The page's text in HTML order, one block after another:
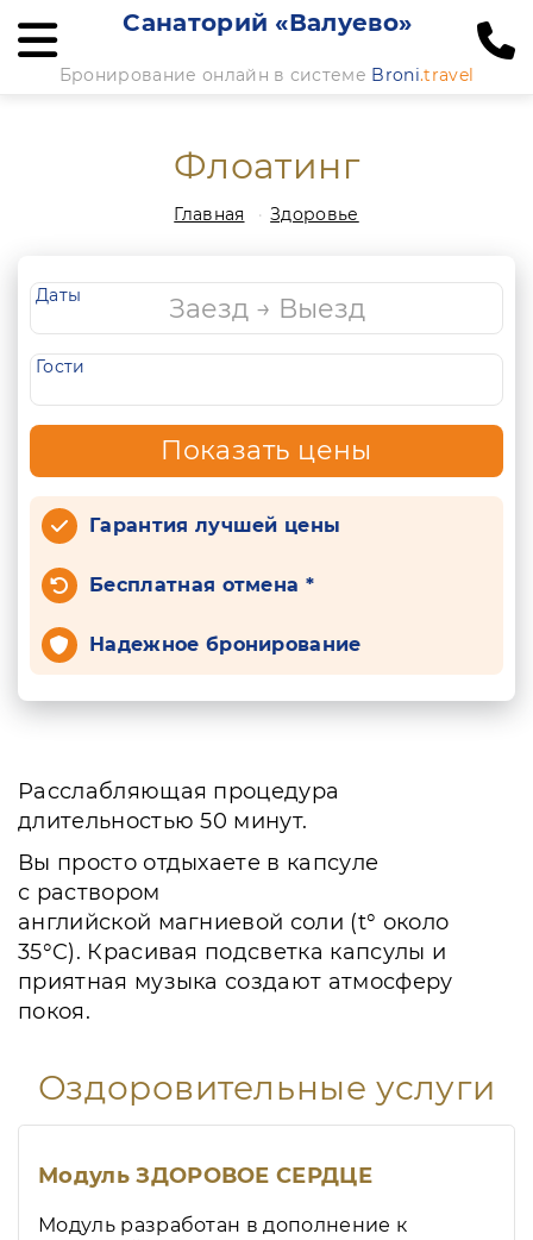
Санаторий «Валуево»
Бронирование онлайн в системе Broni.travel
Флоатинг
Главная Здоровье
Даты
Гости
Показать цены
Гарантия лучшей цены
Бесплатная отмена *
Надежное бронирование
Расслабляющая процедура
длительностью 50 минут.
Вы просто отдыхаете в капсуле
с раствором
английской магниевой соли (t° около
35°C). Красивая подсветка капсулы и
приятная музыка создают атмосферу
покоя.
Оздоровительные услуги
Модуль ЗДОРОВОЕ СЕРДЦЕ
Модуль разработан в дополнение к